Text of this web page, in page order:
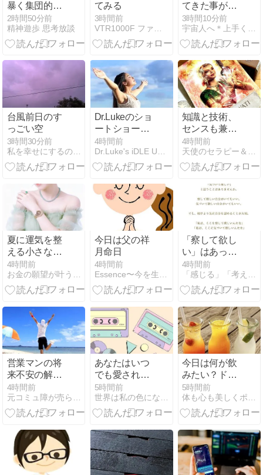
暴く集団的虚
妄｜世界の不
条理と職場ノ
イズを断つ認
2時間50分前
精神遊歩 思考放談
てみる
3時間前
てきた事が出
来なくなるの
は「新しい流
れ」が開始す
3時間10分前
台風前日のす
っごい空
3時間30分前
私を幸せにするのは私
Dr.Lukeのショ
ートショー
ト：キリスト
をエンジョイ
する秘訣-ひと
ルネス）、心
のマスクを外
して本心に戻
4時間前
知識と技術、
センスも兼ね
備えたあなた
の才能をもっ
ともっと信じ
4時間前
夏に運気を整
える小さな習
慣｜心と空間
を軽くする夏
の開運習慣
4時間前
今日は父の祥
月命日
4時間前
「察して欲し
い」はあって
いい【頭がぐ
るぐるした時
に読むメッセ
4時間前
営業マンの将
来不安の解消
法｜成績No.1
でも消えなか
った不安の正
4時間前
あなたはいつ
でも愛されて
いる
5時間前
今日は何が飲
みたい？ドリ
ンクで楽しむ
カラーセラピ
ー
5時間前